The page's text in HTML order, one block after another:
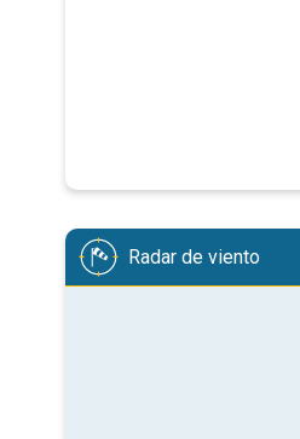
Radar de viento